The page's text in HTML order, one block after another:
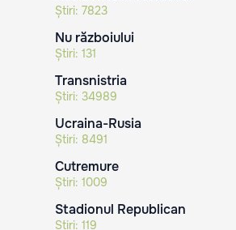
Știri: 7823
Nu războiului
Știri: 131
Transnistria
Știri: 34989
Ucraina-Rusia
Știri: 8491
Cutremure
Știri: 1009
Stadionul Republican
Știri: 119